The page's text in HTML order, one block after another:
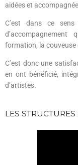
aidées et
C’est dans ce
formation, la couveuse
C’est donc une
en ont bénéficié,
d’artistes.
LES